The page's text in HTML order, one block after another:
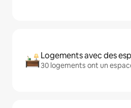
Logements avec des
30 logements ont un